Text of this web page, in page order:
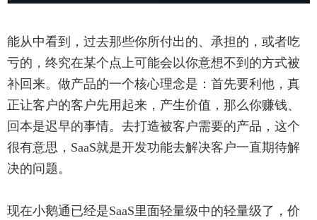
能从中看到，过去那些你所付出的、承担的，或者吃
亏的，终究在某个点上可能会以你意想不到的方式被
补回来。做产品的一个核心理念是：首先要利他，真
正让客户的客户先用起来，产生价值，那么你赚钱、
回本是迟早的事情。去打造被客户需要的产品，这个
很有意思，SaaS就是开发功能去解决客户一直期待解
决的问题。
现在小鹅通已经是SaaS里面轻量级中的轻量级了，价